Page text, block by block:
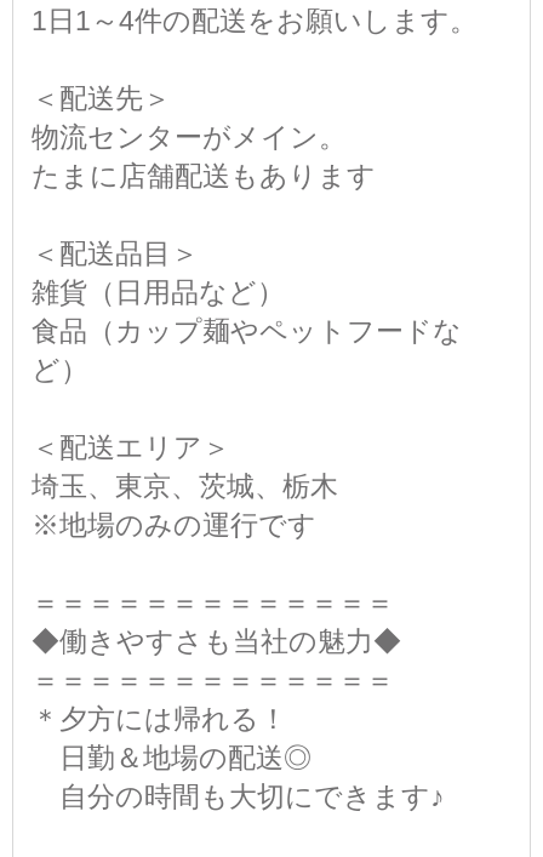
1日1～4件の配送をお願いします。
＜配送先＞
物流センターがメイン。
たまに店舗配送もあります
＜配送品目＞
雑貨（日用品など）
食品（カップ麺やペットフードな
ど）
＜配送エリア＞
埼玉、東京、茨城、栃木
※地場のみの運行です
＝＝＝＝＝＝＝＝＝＝＝＝＝
◆働きやすさも当社の魅力◆
＝＝＝＝＝＝＝＝＝＝＝＝＝
＊夕方には帰れる！
日勤＆地場の配送◎
自分の時間も大切にできます♪